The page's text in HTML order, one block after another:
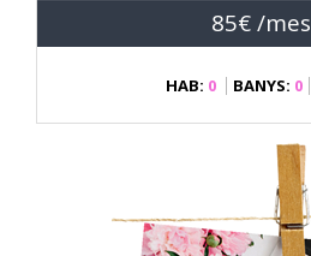
85€ /mes
HAB: 0 BANYS: 0